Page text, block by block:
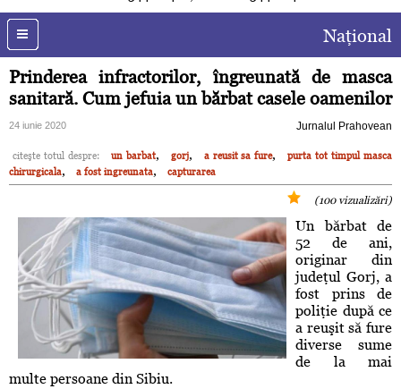
Naţional
Prinderea infractorilor, îngreunată de masca
sanitară. Cum jefuia un bărbat casele oamenilor
24 iunie 2020 Jurnalul Prahovean
citeşte totul despre: un barbat, gorj, a reusit sa fure,
purta tot timpul masca
chirurgicala, a fost ingreunata, capturarea
(100 vizualizări)
Un bărbat de
52 de ani,
originar din
judeţul Gorj, a
fost prins de
poliţie după ce
a reuşit să fure
diverse sume
de la mai
multe persoane din Sibiu.